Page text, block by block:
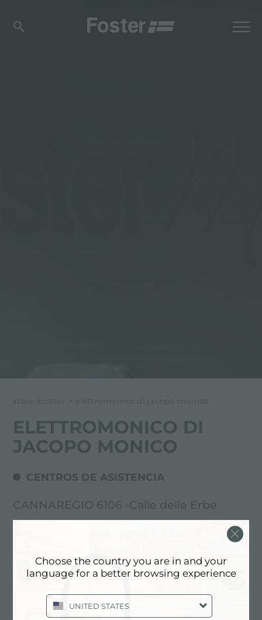
store locator > elettromonico di jacopo monico
ELETTROMONICO DI
JACOPO MONICO
CENTROS DE ASISTENCIA
CANNAREGIO 6106 -Calle delle Erbe
30121 Venezia (VE), ITALY
Comuníquese con el centro de servicio
para: ITALY
Choose the country you are in and your
language for a better browsing experience
UNITED STATES